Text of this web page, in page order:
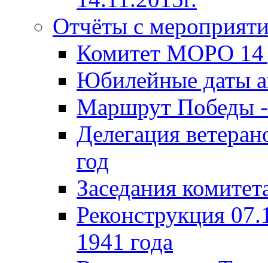
Отчёты с
Комитет МОРО 14
Юбилейные даты
Маршрут Победы
Делегация
год
Заседания
Реконструкция
1941 года